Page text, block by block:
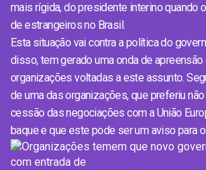
mais rígida, do presidente interino quando
de estrangeiros no Brasil.
Esta situação vai contra a política do
disso, tem gerado uma onda de apreensão
organizações voltadas a este assunto.
de uma das organizações, que preferiu
cessão das negociações com a União
baque e que este pode ser um aviso para